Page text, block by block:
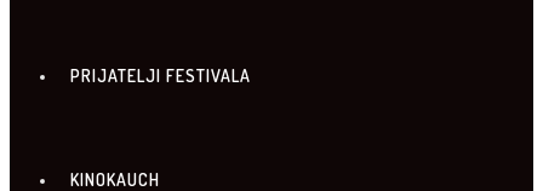
PRIJATELJI FESTIVALA
KINOKAUCH